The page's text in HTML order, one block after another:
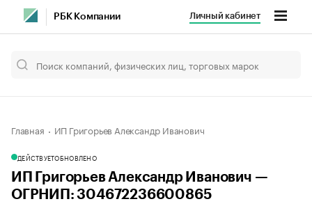
РБК Компании Личный кабинет
Главная ИП Григорьев Александр Иванович
ДЕЙСТВУЕТОБНОВЛЕНО
ИП Григорьев Александр Иванович —
ОГРНИП: 304672236600865